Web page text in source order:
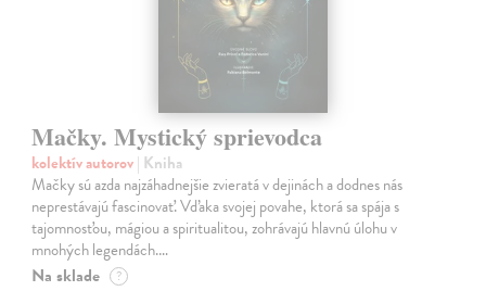
Mačky. Mystický sprievodca
kolektív autorov| Kniha
Mačky sú azda najzáhadnejšie zvieratá v dejinách a dodnes nás
neprestávajú fascinovať. Vďaka svojej povahe, ktorá sa spája s
tajomnosťou, mágiou a spiritualitou, zohrávajú hlavnú úlohu v
mnohých legendách.…
Na sklade ?